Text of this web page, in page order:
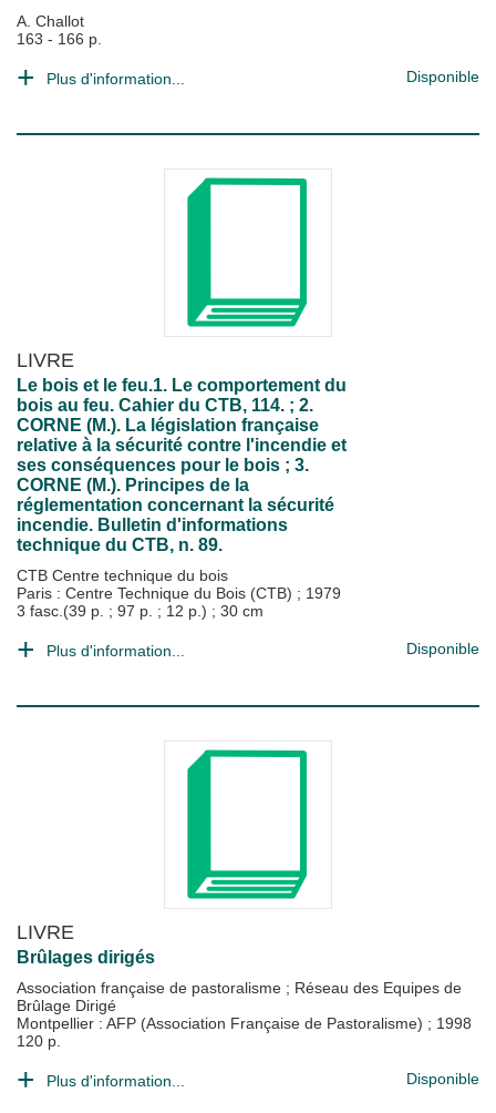
A. Challot
163 - 166 p.
Plus d'information... Disponible
LIVRE
Le bois et le feu.1. Le comportement du
bois au feu. Cahier du CTB, 114. ; 2.
CORNE (M.). La législation française
relative à la sécurité contre l'incendie et
ses conséquences pour le bois ; 3.
CORNE (M.). Principes de la
réglementation concernant la sécurité
incendie. Bulletin d'informations
technique du CTB, n. 89.
CTB Centre technique du bois
Paris : Centre Technique du Bois (CTB) ; 1979
3 fasc.(39 p. ; 97 p. ; 12 p.) ; 30 cm
Plus d'information... Disponible
LIVRE
Brûlages dirigés
Association française de pastoralisme ; Réseau des Equipes de
Brûlage Dirigé
Montpellier : AFP (Association Française de Pastoralisme) ; 1998
120 p.
Plus d'information... Disponible